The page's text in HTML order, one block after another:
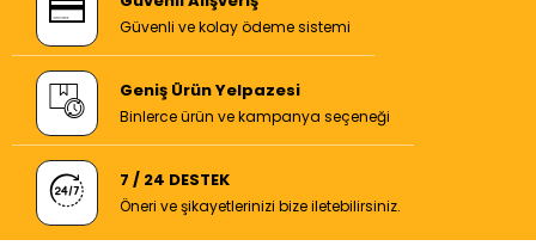
Güvenli ve kolay ödeme sistemi
Geniş Ürün Yelpazesi
Binlerce ürün ve kampanya seçeneği
7 / 24 DESTEK
Öneri ve şikayetlerinizi bize iletebilirsiniz.